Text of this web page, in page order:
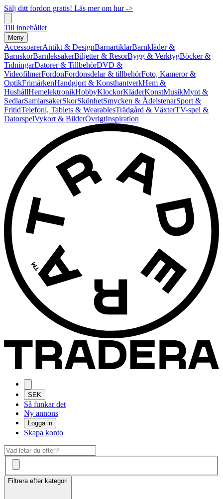
Sälj ditt fordon gratis! Läs mer om hur ->
Till innehållet
Meny
AccessoarerAntikt & DesignBarnartiklarBarnkläder &
BarnskorBarnleksakerBiljetter & ResorBygg & VerktygBöcker &
TidningarDatorer & TillbehörDVD &
VideofilmerFordonFordonsdelar & tillbehörFoto, Kameror &
OptikFrimärkenHandgjort & KonsthantverkHem &
HushållHemelektronikHobbyKlockorKläderKonstMusikMynt &
SedlarSamlarsakerSkorSkönhetSmycken & ÄdelstenarSport &
FritidTelefoni, Tablets & WearablesTrädgård & VäxterTV-spel &
DatorspelVykort & BilderÖvrigtInspiration
SEK
Så funkar det
Ny annons
Logga in
Skapa konto
Filtrera efter kategori